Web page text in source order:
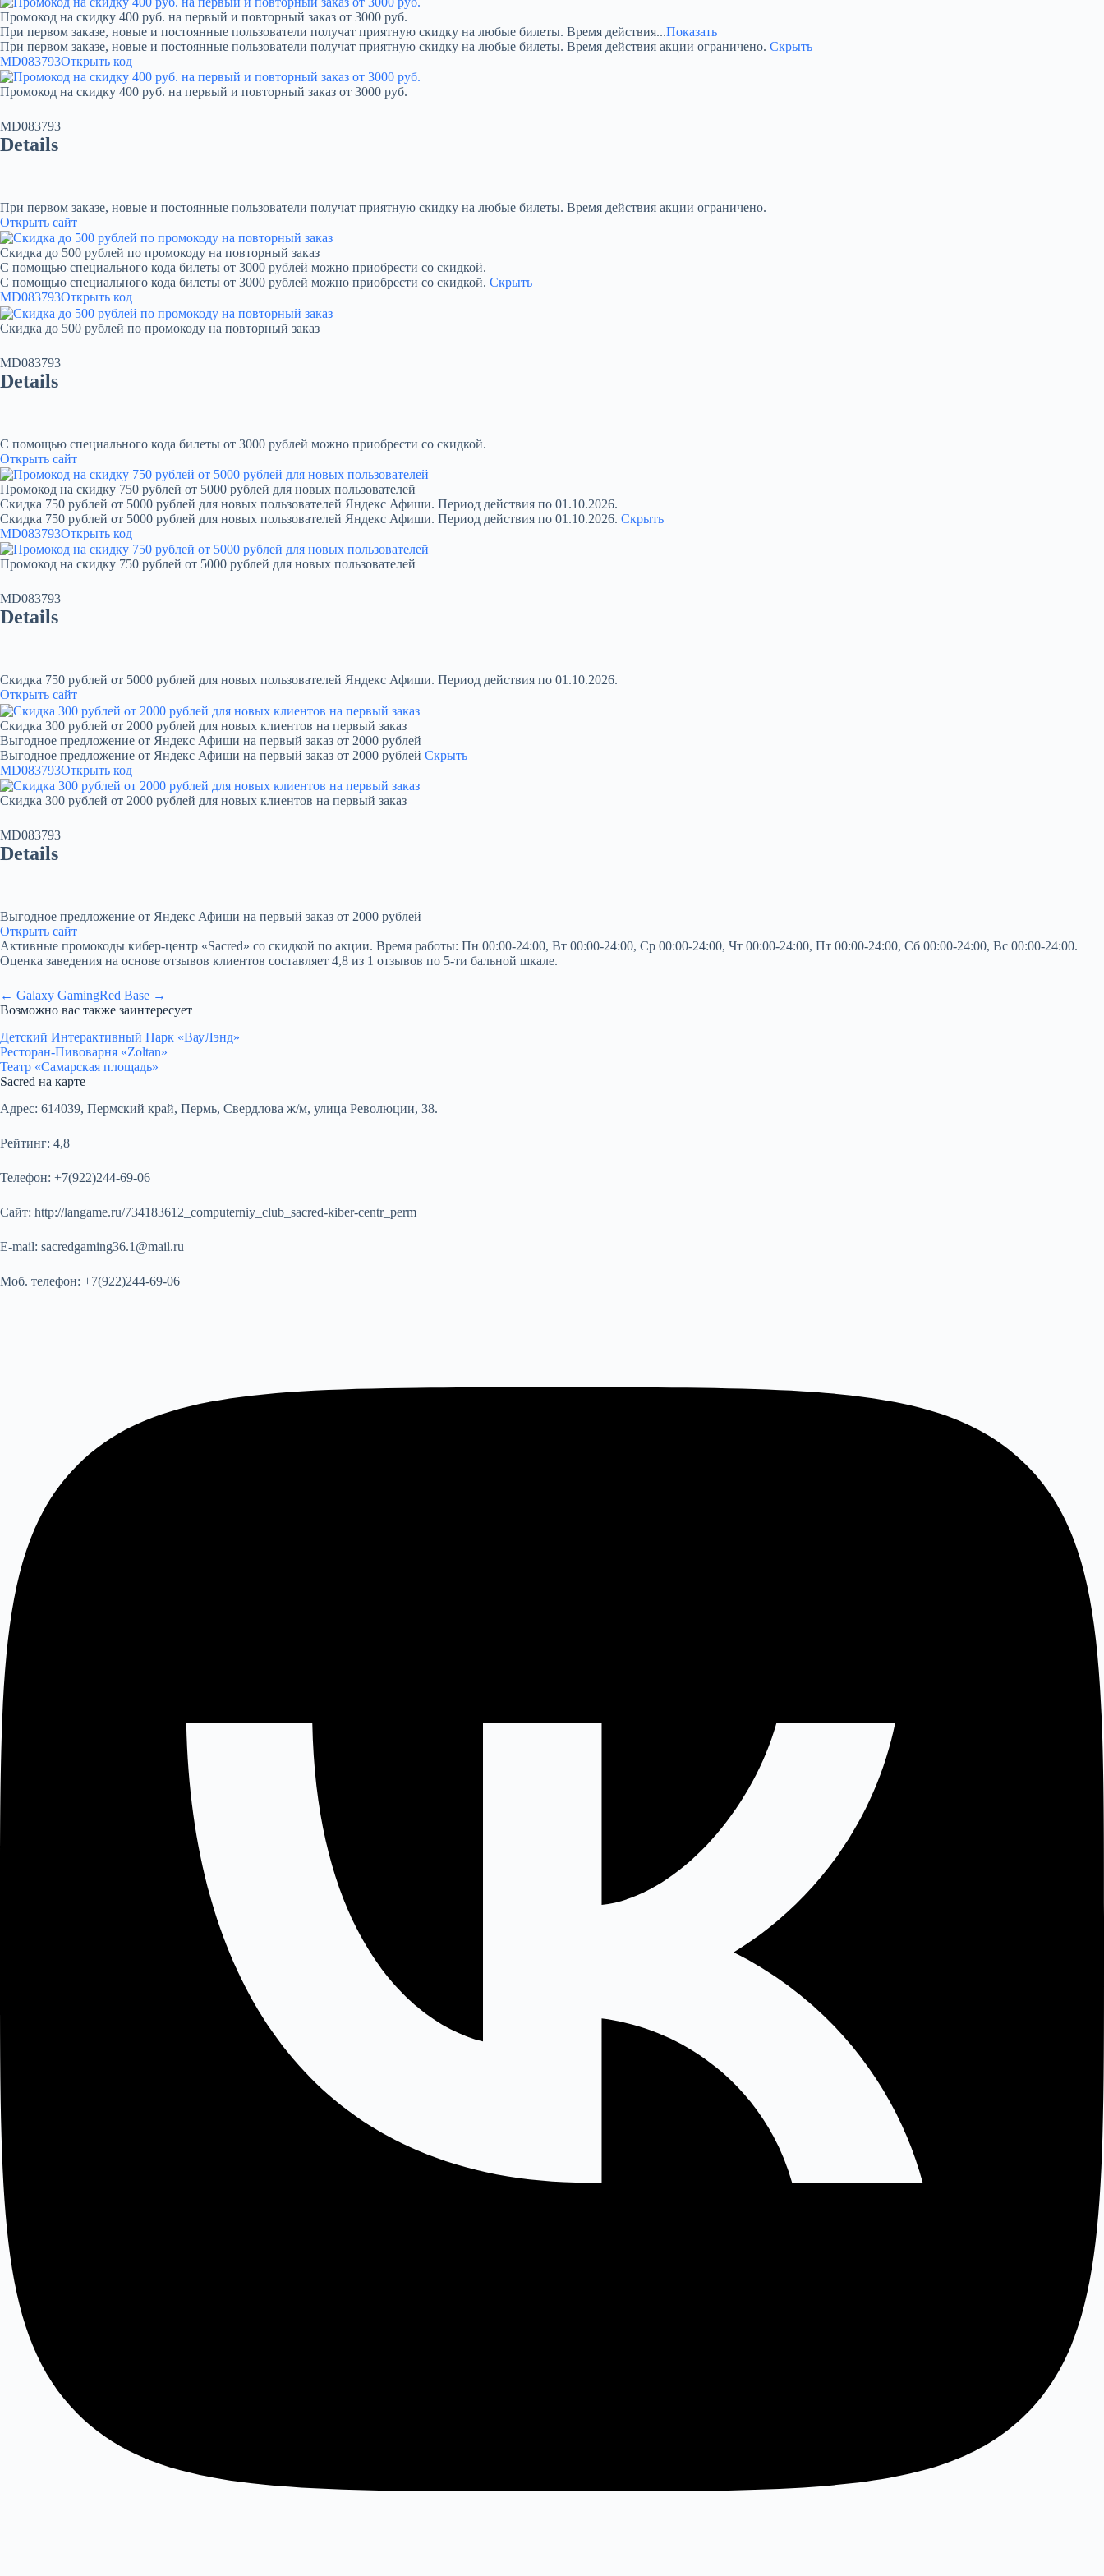
Промокод на скидку 400 руб. на первый и повторный заказ от 3000 руб.
При первом заказе, новые и постоянные пользователи получат приятную скидку на любые билеты. Время действия...Показать
При первом заказе, новые и постоянные пользователи получат приятную скидку на любые билеты. Время действия акции ограничено. Скрыть
MD083793Открыть код
Промокод на скидку 400 руб. на первый и повторный заказ от 3000 руб.
MD083793
Details
При первом заказе, новые и постоянные пользователи получат приятную скидку на любые билеты. Время действия акции ограничено.
Открыть сайт
Скидка до 500 рублей по промокоду на повторный заказ
С помощью специального кода билеты от 3000 рублей можно приобрести со скидкой.
С помощью специального кода билеты от 3000 рублей можно приобрести со скидкой. Скрыть
MD083793Открыть код
Скидка до 500 рублей по промокоду на повторный заказ
MD083793
Details
С помощью специального кода билеты от 3000 рублей можно приобрести со скидкой.
Открыть сайт
Промокод на скидку 750 рублей от 5000 рублей для новых пользователей
Скидка 750 рублей от 5000 рублей для новых пользователей Яндекс Афиши. Период действия по 01.10.2026.
Скидка 750 рублей от 5000 рублей для новых пользователей Яндекс Афиши. Период действия по 01.10.2026. Скрыть
MD083793Открыть код
Промокод на скидку 750 рублей от 5000 рублей для новых пользователей
MD083793
Details
Скидка 750 рублей от 5000 рублей для новых пользователей Яндекс Афиши. Период действия по 01.10.2026.
Открыть сайт
Скидка 300 рублей от 2000 рублей для новых клиентов на первый заказ
Выгодное предложение от Яндекс Афиши на первый заказ от 2000 рублей
Выгодное предложение от Яндекс Афиши на первый заказ от 2000 рублей Скрыть
MD083793Открыть код
Скидка 300 рублей от 2000 рублей для новых клиентов на первый заказ
MD083793
Details
Выгодное предложение от Яндекс Афиши на первый заказ от 2000 рублей
Открыть сайт
Активные промокоды кибер-центр «Sacred» со скидкой по акции. Время работы: Пн 00:00-24:00, Вт 00:00-24:00, Ср 00:00-24:00, Чт 00:00-24:00, Пт 00:00-24:00, Сб 00:00-24:00, Вс 00:00-24:00.
Оценка заведения на основе отзывов клиентов составляет 4,8 из 1 отзывов по 5-ти бальной шкале.
← Galaxy GamingRed Base →
Возможно вас также заинтересует
Детский Интерактивный Парк «ВауЛэнд»
Ресторан-Пивоварня «Zoltan»
Театр «Самарская площадь»
Sacred на карте
Адрес: 614039, Пермский край, Пермь, Свердлова ж/м, улица Революции, 38.
Рейтинг: 4,8
Телефон: +7(922)244-69-06
Сайт: http://langame.ru/734183612_computerniy_club_sacred-kiber-centr_perm
E-mail: sacredgaming36.1@mail.ru
Моб. телефон: +7(922)244-69-06